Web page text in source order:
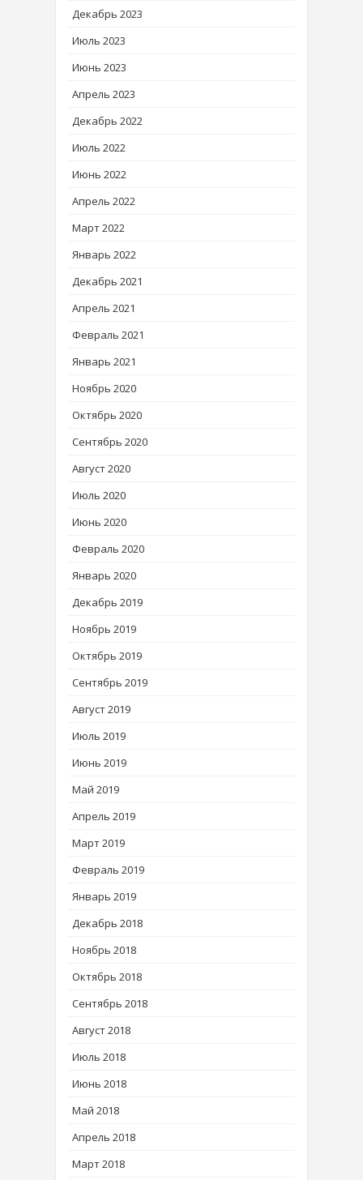
Декабрь 2023
Июль 2023
Июнь 2023
Апрель 2023
Декабрь 2022
Июль 2022
Июнь 2022
Апрель 2022
Март 2022
Январь 2022
Декабрь 2021
Апрель 2021
Февраль 2021
Январь 2021
Ноябрь 2020
Октябрь 2020
Сентябрь 2020
Август 2020
Июль 2020
Июнь 2020
Февраль 2020
Январь 2020
Декабрь 2019
Ноябрь 2019
Октябрь 2019
Сентябрь 2019
Август 2019
Июль 2019
Июнь 2019
Май 2019
Апрель 2019
Март 2019
Февраль 2019
Январь 2019
Декабрь 2018
Ноябрь 2018
Октябрь 2018
Сентябрь 2018
Август 2018
Июль 2018
Июнь 2018
Май 2018
Апрель 2018
Март 2018